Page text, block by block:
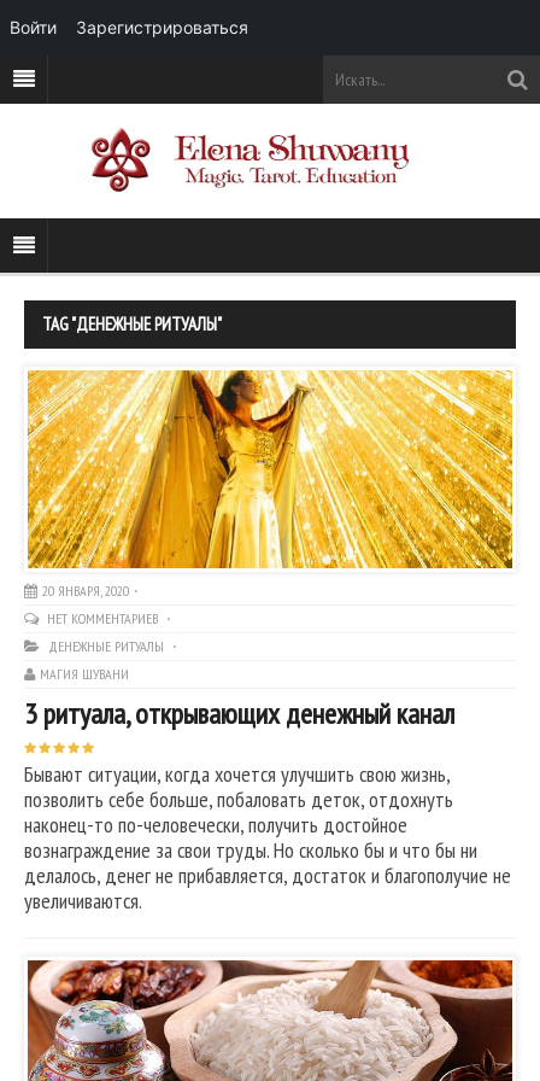
TAG "ДЕНЕЖНЫЕ РИТУАЛЫ"
20 ЯНВАРЯ, 2020
НЕТ КОММЕНТАРИЕВ
ДЕНЕЖНЫЕ РИТУАЛЫ
МАГИЯ ШУВАНИ
3 ритуала, открывающих денежный канал
Бывают ситуации, когда хочется улучшить свою жизнь,
позволить себе больше, побаловать деток, отдохнуть
наконец-то по-человечески, получить достойное
вознаграждение за свои труды. Но сколько бы и что бы ни
делалось, денег не прибавляется, достаток и благополучие не
увеличиваются.
Войти Зарегистрироваться